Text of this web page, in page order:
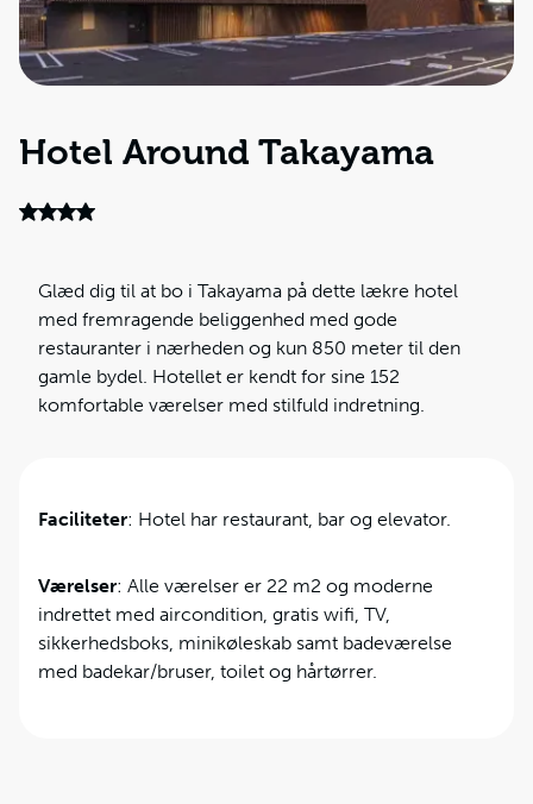
Hotel Around Takayama
Glæd dig til at bo i Takayama på dette lækre hotel
med fremragende beliggenhed med gode
restauranter i nærheden og kun 850 meter til den
gamle bydel. Hotellet er kendt for sine 152
komfortable værelser med stilfuld indretning.
Faciliteter: Hotel har restaurant, bar og elevator.
Værelser: Alle værelser er 22 m2 og moderne
indrettet med aircondition, gratis wifi, TV,
sikkerhedsboks, minikøleskab samt badeværelse
med badekar/bruser, toilet og hårtørrer.